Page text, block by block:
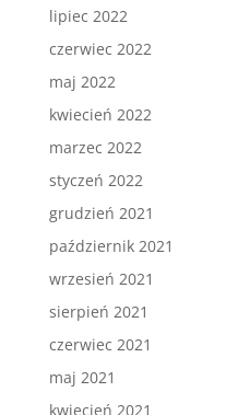
lipiec 2022
czerwiec 2022
maj 2022
kwiecień 2022
marzec 2022
styczeń 2022
grudzień 2021
październik 2021
wrzesień 2021
sierpień 2021
czerwiec 2021
maj 2021
kwiecień 2021